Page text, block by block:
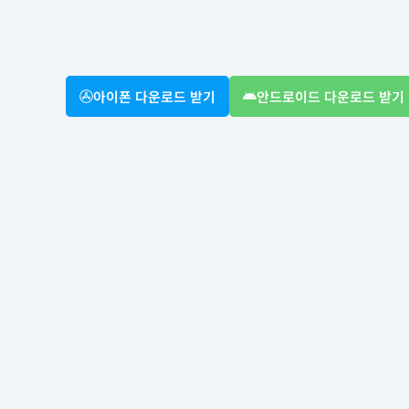
아이폰 다운로드 받기 안드로이드 다운로드 받기